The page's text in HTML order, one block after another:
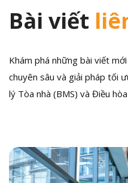
Bài viết
Khám phá những bài viết
chuyên sâu và giải pháp tối
lý Tòa nhà (BMS) và Điều